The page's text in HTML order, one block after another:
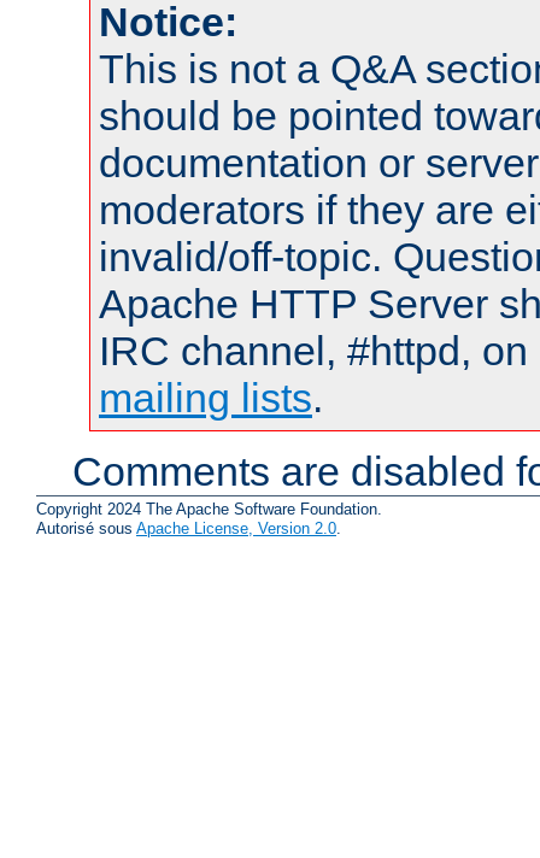
Notice:
This is not a Q&A
should be pointed
documentation or
moderators if they are
invalid/off-topic.
Apache HTTP Server
IRC channel, #httpd,
mailing lists.
Comments are disabled
Copyright 2024 The Apache Software Foundation.
Autorisé sous Apache License, Version 2.0